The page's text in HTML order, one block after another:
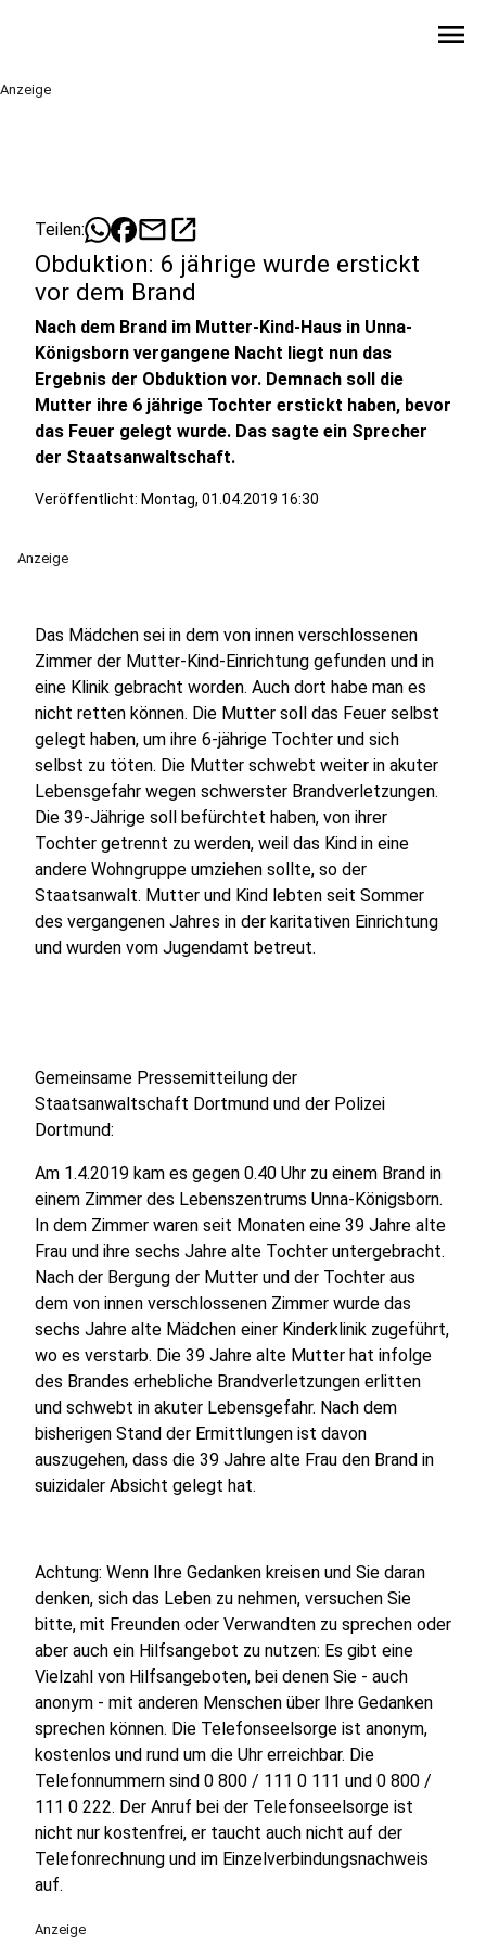
menu
Anzeige
Teilen: mailopen_in_new
Obduktion: 6 jährige wurde erstickt
vor dem Brand
Nach dem Brand im Mutter-Kind-Haus in Unna-
Königsborn vergangene Nacht liegt nun das
Ergebnis der Obduktion vor. Demnach soll die
Mutter ihre 6 jährige Tochter erstickt haben, bevor
das Feuer gelegt wurde. Das sagte ein Sprecher
der Staatsanwaltschaft.
Veröffentlicht: Montag, 01.04.2019 16:30
Anzeige
Das Mädchen sei in dem von innen verschlossenen
Zimmer der Mutter-Kind-Einrichtung gefunden und in
eine Klinik gebracht worden. Auch dort habe man es
nicht retten können. Die Mutter soll das Feuer selbst
gelegt haben, um ihre 6-jährige Tochter und sich
selbst zu töten. Die Mutter schwebt weiter in akuter
Lebensgefahr wegen schwerster Brandverletzungen.
Die 39-Jährige soll befürchtet haben, von ihrer
Tochter getrennt zu werden, weil das Kind in eine
andere Wohngruppe umziehen sollte, so der
Staatsanwalt. Mutter und Kind lebten seit Sommer
des vergangenen Jahres in der karitativen Einrichtung
und wurden vom Jugendamt betreut.
Gemeinsame Pressemitteilung der
Staatsanwaltschaft Dortmund und der Polizei
Dortmund:
Am 1.4.2019 kam es gegen 0.40 Uhr zu einem Brand in
einem Zimmer des Lebenszentrums Unna-Königsborn.
In dem Zimmer waren seit Monaten eine 39 Jahre alte
Frau und ihre sechs Jahre alte Tochter untergebracht.
Nach der Bergung der Mutter und der Tochter aus
dem von innen verschlossenen Zimmer wurde das
sechs Jahre alte Mädchen einer Kinderklinik zugeführt,
wo es verstarb. Die 39 Jahre alte Mutter hat infolge
des Brandes erhebliche Brandverletzungen erlitten
und schwebt in akuter Lebensgefahr. Nach dem
bisherigen Stand der Ermittlungen ist davon
auszugehen, dass die 39 Jahre alte Frau den Brand in
suizidaler Absicht gelegt hat.
Achtung: Wenn Ihre Gedanken kreisen und Sie daran
denken, sich das Leben zu nehmen, versuchen Sie
bitte, mit Freunden oder Verwandten zu sprechen oder
aber auch ein Hilfsangebot zu nutzen: Es gibt eine
Vielzahl von Hilfsangeboten, bei denen Sie - auch
anonym - mit anderen Menschen über Ihre Gedanken
sprechen können. Die Telefonseelsorge ist anonym,
kostenlos und rund um die Uhr erreichbar. Die
Telefonnummern sind 0 800 / 111 0 111 und 0 800 /
111 0 222. Der Anruf bei der Telefonseelsorge ist
nicht nur kostenfrei, er taucht auch nicht auf der
Telefonrechnung und im Einzelverbindungsnachweis
auf.
Anzeige